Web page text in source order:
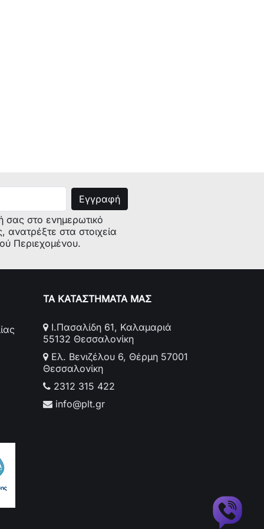
στο ενημερωτικό
ανατρέξτε στα στοιχεία
Περιεχομένου.
ΤΑ ΚΑΤΑΣΤΗΜΑΤΑ ΜΑΣ
Ι.Πασαλίδη 61, Καλαμαριά
55132 Θεσσαλονίκη
Ελ. Βενιζέλου 6, Θέρμη 57001
Θεσσαλονίκη
2312 315 422
info@plt.gr